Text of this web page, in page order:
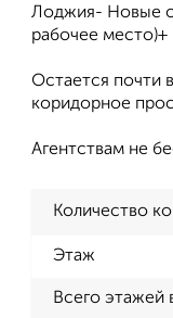
Лоджия- Новые
рабочее место)+
Остается почти
коридорное
Агентствам не
Количество
Этаж
Всего этажей